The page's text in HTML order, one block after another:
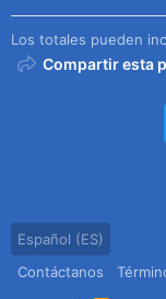
Los totales pueden
Compartir esta
Español (ES)
Contáctanos